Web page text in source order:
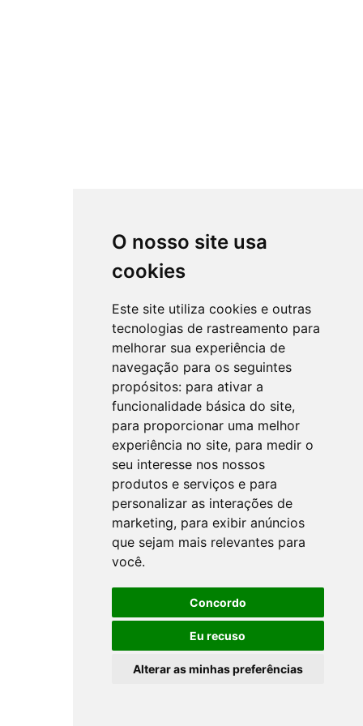
O nosso site usa
cookies
Este site utiliza cookies e outras
tecnologias de rastreamento para
melhorar sua experiência de
navegação para os seguintes
propósitos: para ativar a
funcionalidade básica do site,
para proporcionar uma melhor
experiência no site, para medir o
seu interesse nos nossos
produtos e serviços e para
personalizar as interações de
marketing, para exibir anúncios
que sejam mais relevantes para
você.
Concordo
Eu recuso
Alterar as minhas preferências